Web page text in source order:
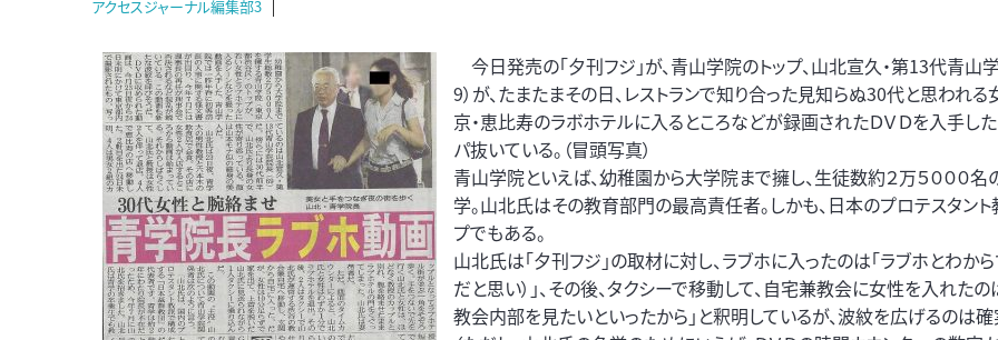
アクセスジャーナル編集部3
今日発売の「夕刊フジ」が、青山学院のトップ、山北宣久・第13代青山
9）が、たまたまその日、レストランで知り合った見知らぬ30代と思われ
京・恵比寿のラボホテルに入るところなどが録画されたＤＶＤを入手した
パ抜いている。（冒頭写真）
青山学院といえば、幼稚園から大学院まで擁し、生徒数約２万５０００
学。山北氏はその教育部門の最高責任者。しかも、日本のプロテスタント
プでもある。
山北氏は「夕刊フジ」の取材に対し、ラブホに入ったのは「ラブホとわか
だと思い）」、その後、タクシーで移動して、自宅兼教会に女性を入れたの
教会内部を見たいといったから」と釈明しているが、波紋を広げるのは確